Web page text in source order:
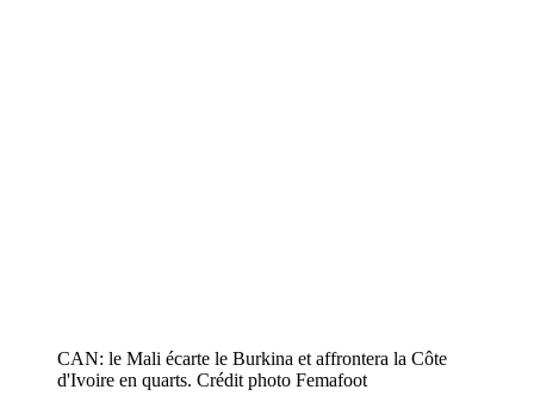
CAN: le Mali écarte le Burkina et affrontera la Côte
d'Ivoire en quarts. Crédit photo Femafoot